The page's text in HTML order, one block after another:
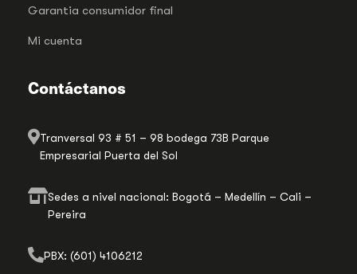
Garantia consumidor final
Mi cuenta
Contáctanos
Tranversal 93 # 51 – 98 bodega 73B Parque
Empresarial Puerta del Sol
Sedes a nivel nacional: Bogotá – Medellín – Cali –
Pereira
PBX: (601) 4106212